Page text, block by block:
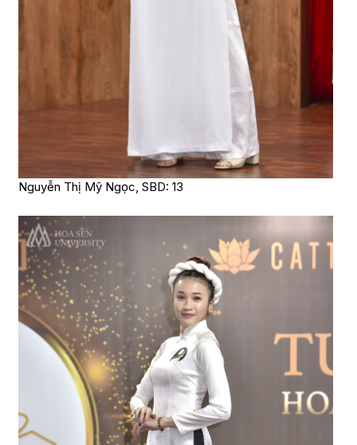
Nguyễn Thị Mỹ Ngọc, SBD: 13